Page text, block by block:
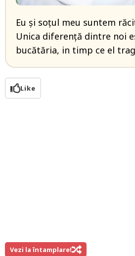
Eu și soțul meu suntem
Unica diferență dintre noi
bucătăria, in timp ce el
Like
Vezi la întamplare!